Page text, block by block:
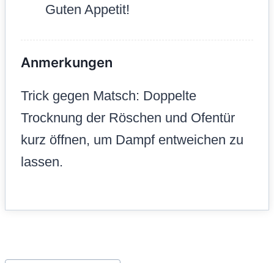
Guten Appetit!
Anmerkungen
Trick gegen Matsch: Doppelte
Trocknung der Röschen und Ofentür
kurz öffnen, um Dampf entweichen zu
lassen.